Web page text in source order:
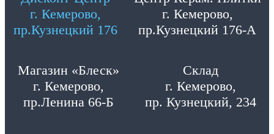
г. Кемерово,
пр.Кузнецкий 176
г. Кемерово,
пр.Кузнецкий 176-А
Магазин «Блеск»
г. Кемерово,
пр.Ленина 66-Б
Склад
г. Кемерово,
пр. Кузнецкий, 234